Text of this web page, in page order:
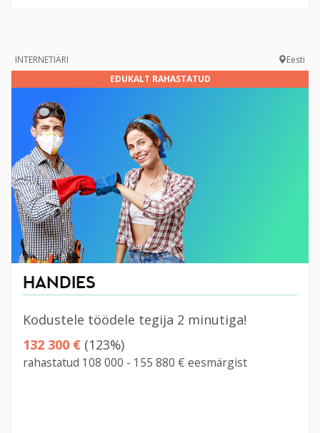
INTERNETIÄRI
Eesti
EDUKALT RAHASTATUD
HANDIES
Kodustele töödele tegija 2 minutiga!
132 300 € (123%)
rahastatud 108 000 - 155 880 € eesmärgist